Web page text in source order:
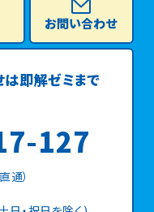
お問い合わせ
は即解ゼミまで
127
通）